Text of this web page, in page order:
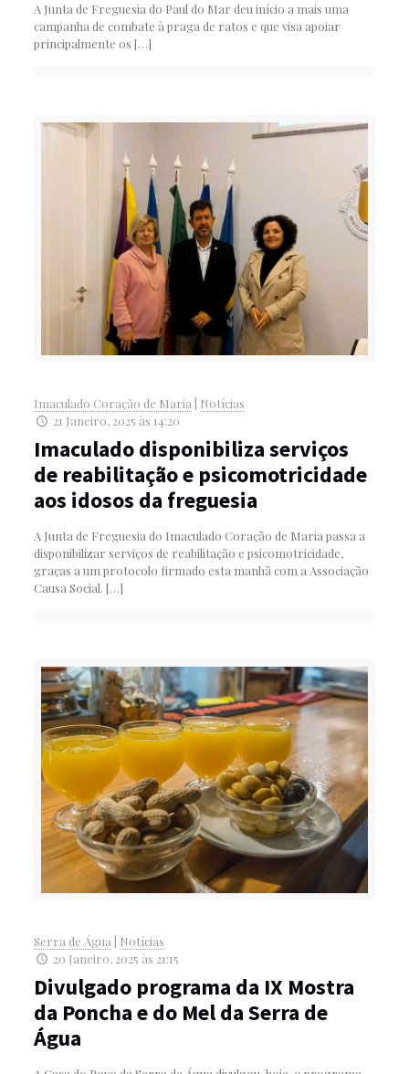
A Junta de Freguesia do Paul do Mar deu início a mais uma
campanha de combate à praga de ratos e que visa apoiar
principalmente os […]
Imaculado Coração de Maria| Notícias
21 Janeiro, 2025 às 14:20
Imaculado disponibiliza serviços
de reabilitação e psicomotricidade
aos idosos da freguesia
A Junta de Freguesia do Imaculado Coração de Maria passa a
disponibilizar serviços de reabilitação e psicomotricidade,
graças a um protocolo firmado esta manhã com a Associação
Causa Social. […]
Serra de Água
Notícias
20 Janeiro, 2025 às 21:15
Divulgado programa da IX Mostra
da Poncha e do Mel da Serra de
Água